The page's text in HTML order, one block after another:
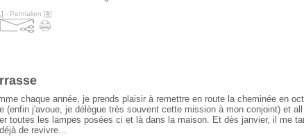
] - Permalien [#]
chaque année, je prends plaisir à remettre en route la cheminée en oct
(enfin j'avoue, je délègue très souvent cette mission à mon conjoint) et all
toutes les lampes posées ci et là dans la maison. Et dès janvier, il me
de revivre...